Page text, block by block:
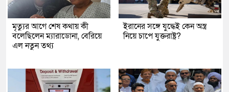
মৃত্যুর আগে শেষ কথায় কী
বলেছিলেন ম্যারাডোনা, বেরিয়ে
এল নতুন তথ্য
ইরানের সঙ্গে যুদ্ধেই কেন অস্ত্র
নিয়ে চাপে যুক্তরাষ্ট্র?